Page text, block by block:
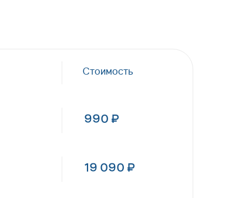
Стоимость
990 ₽
19 090 ₽